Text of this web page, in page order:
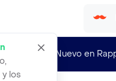
los
¿Nuevo en